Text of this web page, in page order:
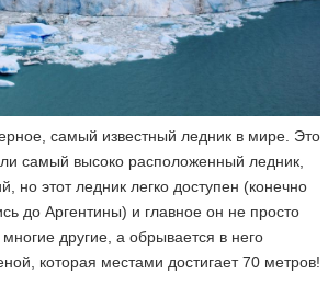
самый известный ледник в мире. Это
самый высоко расположенный ледник,
но этот ледник легко доступен (конечно
до Аргентины) и главное он не просто
многие другие, а обрывается в него
которая местами достигает 70 метров!